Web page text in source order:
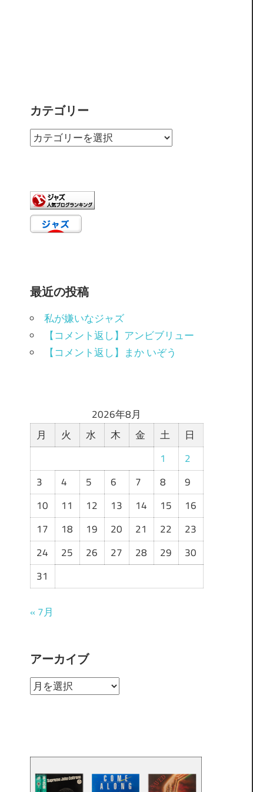
カテゴリー
カ
リ
ー
最近の投稿
私が嫌いなジャズ
【コメント返し】アンビブリュー
【コメント返し】まか いぞう
2026年8月
月
火 水 木 金 土
日
1
2
3
4 5 6 7 8
9
10
11 12 13 14 15
16
17
18 19 20 21 22
23
24
25 26 27 28 29
30
31
« 7月
アーカイブ
ア
ブ